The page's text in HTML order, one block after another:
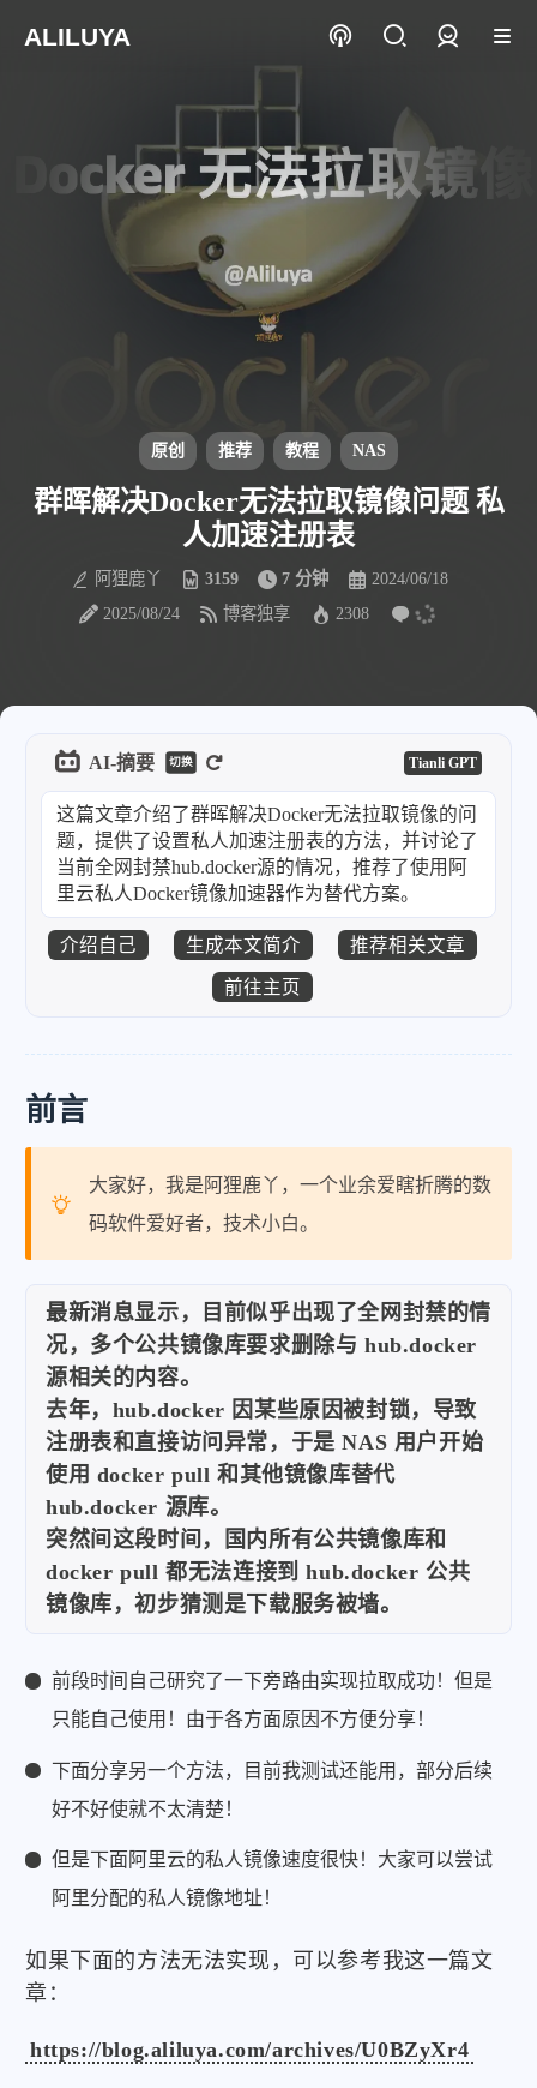
ALILUYA
原创 推荐 教程 NAS
群晖解决Docker无法拉取镜像问题 私
人加速注册表
阿狸鹿丫 3159 7 分钟
2024/06/18
2025/08/24
博客独享 2308
AI-摘要 切换 Tianli GPT
这篇文章介绍了群晖解决Docker无法拉取镜像的问
题，提供了设置私人加速注册表的方法，并讨论了
当前全网封禁hub.docker源的情况，推荐了使用阿
里云私人Docker镜像加速器作为替代方案。
介绍自己 生成本文简介 推荐相关文章
前往主页
前言
大家好，我是阿狸鹿丫，一个业余爱瞎折腾的数
码软件爱好者，技术小白。
最新消息显示，目前似乎出现了全网封禁的情
况，多个公共镜像库要求删除与 hub.docker
源相关的内容。
去年，hub.docker 因某些原因被封锁，导致
注册表和直接访问异常，于是 NAS 用户开始
使用 docker pull 和其他镜像库替代
hub.docker 源库。
突然间这段时间，国内所有公共镜像库和
docker pull 都无法连接到 hub.docker 公共
镜像库，初步猜测是下载服务被墙。
前段时间自己研究了一下旁路由实现拉取成功！但是
只能自己使用！由于各方面原因不方便分享！
下面分享另一个方法，目前我测试还能用，部分后续
好不好使就不太清楚！
但是下面阿里云的私人镜像速度很快！大家可以尝试
阿里分配的私人镜像地址！
如果下面的方法无法实现，可以参考我这一篇文
章：
https://blog.aliluya.com/archives/U0BZyXr4